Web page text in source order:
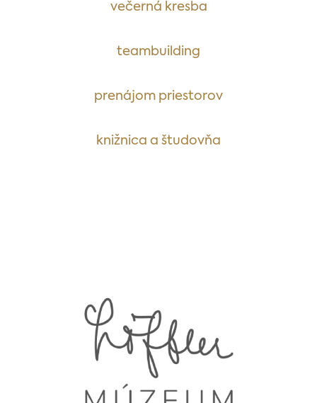
večerná kresba
teambuilding
prenájom priestorov
knižnica a študovňa